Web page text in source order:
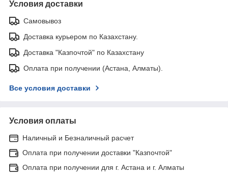
Условия доставки
Самовывоз
Доставка курьером по Казахстану.
Доставка "Казпочтой" по Казахстану
Оплата при получении (Астана, Алматы).
Все условия доставки
Условия оплаты
Наличный и Безналичный расчет
Оплата при получении доставки "Казпочтой"
Оплата при получении для г. Астана и г. Алматы